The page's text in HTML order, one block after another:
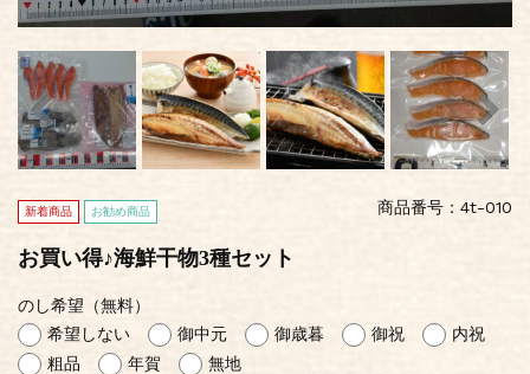
新着商品 お勧め商品 商品番号：4t-010
お買い得♪海鮮干物3種セット
のし希望（無料）
希望しない
御中元 御歳暮 御祝
内祝
粗品
年賀 無地